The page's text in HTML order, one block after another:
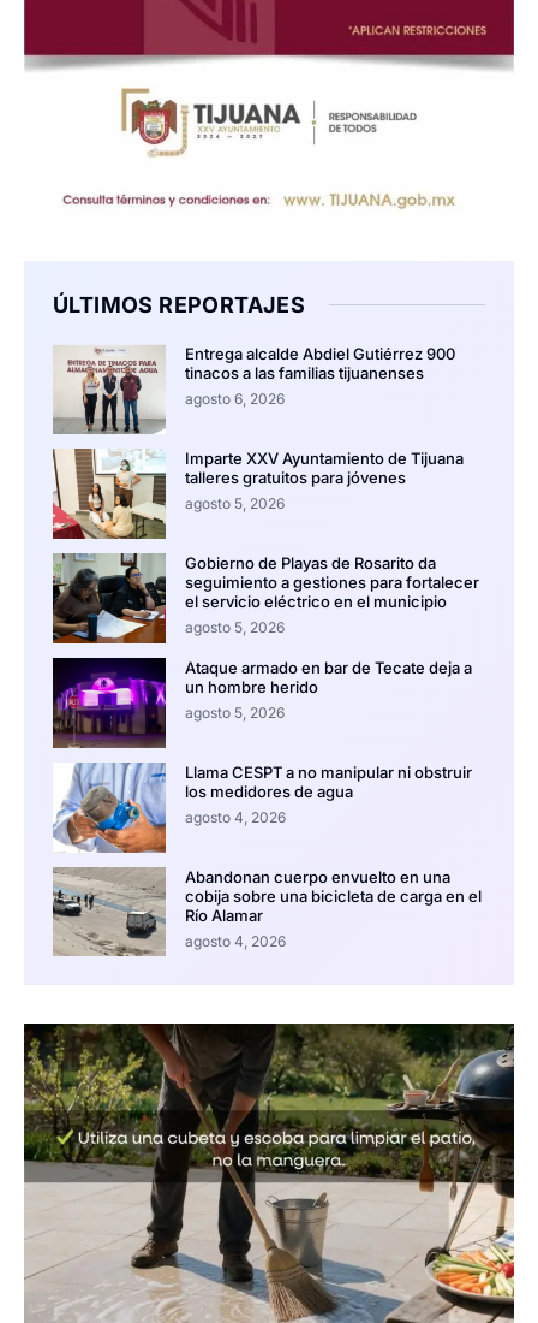
ÚLTIMOS REPORTAJES
Entrega alcalde Abdiel Gutiérrez 900
tinacos a las familias tijuanenses
agosto 6, 2026
Imparte XXV Ayuntamiento de Tijuana
talleres gratuitos para jóvenes
agosto 5, 2026
Gobierno de Playas de Rosarito da
seguimiento a gestiones para fortalecer
el servicio eléctrico en el municipio
agosto 5, 2026
Ataque armado en bar de Tecate deja a
un hombre herido
agosto 5, 2026
Llama CESPT a no manipular ni obstruir
los medidores de agua
agosto 4, 2026
Abandonan cuerpo envuelto en una
cobija sobre una bicicleta de carga en el
Río Alamar
agosto 4, 2026